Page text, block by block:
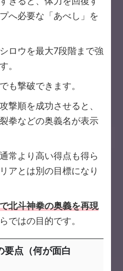
へ必要な「あべし」を
ロウを最大7段階まで強
。
も撃破できます。
撃順を成功させると、
拳などの奥義名が表示
常より高い得点も得ら
アとは別の目標になり
北斗神拳の奥義を再現
ではの目的です。
要点（何が面白